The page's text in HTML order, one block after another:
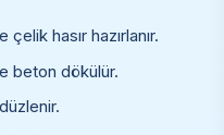
hasır hazırlanır.
beton dökülür.